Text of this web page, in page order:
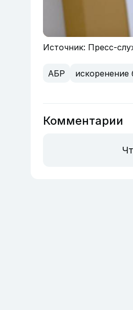
Источник: Пресс-
АБР искоренение
Комментарии